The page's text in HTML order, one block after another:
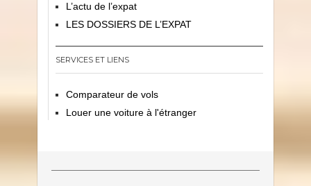
L’actu de l’expat
LES DOSSIERS DE L’EXPAT
SERVICES ET LIENS
Comparateur de vols
Louer une voiture à l'étranger